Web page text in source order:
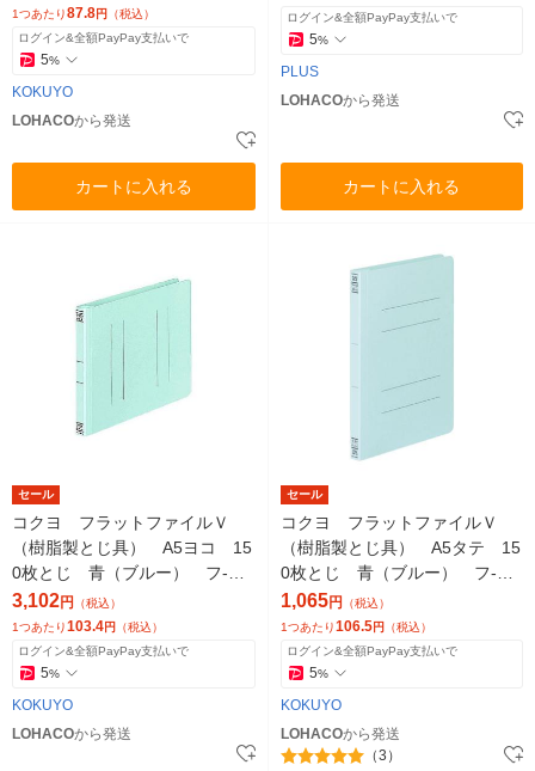
1つあたり87.8円 （税込）
ログイン&全額PayPay支払いで
5%
KOKUYO
LOHACOから発送
カートに入れる
ログイン&全額PayPay支払いで
5%
PLUS
LOHACOから発送
カートに入れる
セール
コクヨ フラットファイルＶ
（樹脂製とじ具） A5ヨコ 15
0枚とじ 青（ブルー） フ-V1
7B 1セット（30冊）
3,102円 （税込）
1つあたり103.4円 （税込）
ログイン&全額PayPay支払いで
5%
KOKUYO
LOHACOから発送
セール
コクヨ フラットファイルＶ
（樹脂製とじ具） A5タテ 15
0枚とじ 青（ブルー） フ-V1
2B 1袋（10冊入）
1,065円 （税込）
1つあたり106.5円 （税込）
ログイン&全額PayPay支払いで
5%
KOKUYO
LOHACOから発送
（3）